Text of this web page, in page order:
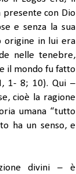
presente con Dio
e senza la sua
origine in lui era
nelle tenebre,
il mondo fu fatto
1- 8; 10). Qui –
cioè la ragione
umana “tutto
ha un senso, e
divini – è